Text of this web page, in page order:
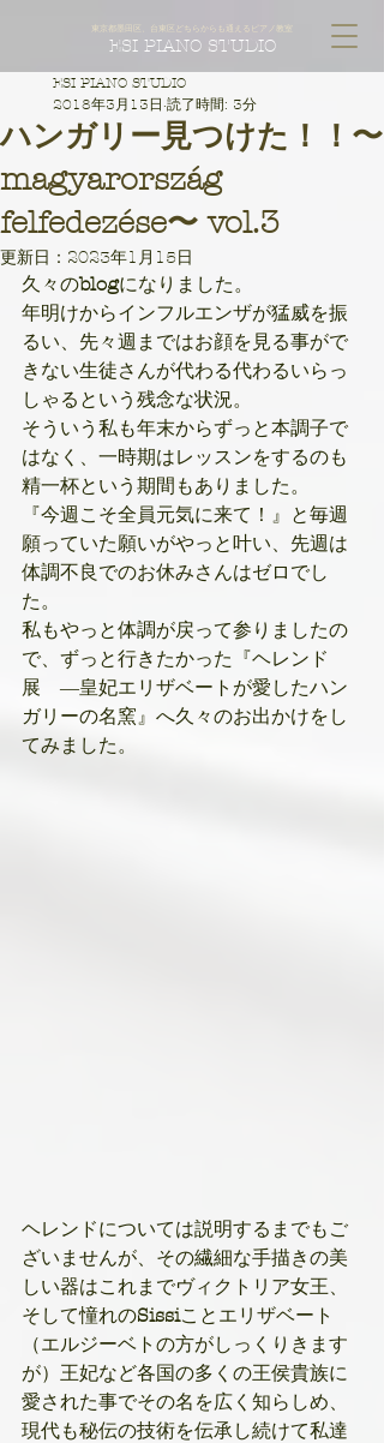
東京都墨田区、台東区どちらからも通えるピアノ教室
ESI PIANO STUDIO
ハンガリー見つけた！！〜
magyarország
felfedezése〜 vol.3
ESI PIANO STUDIO
2018年3月13日 読了時間: 3分
更新日： 2023年1月15日
久々のblogになりました。
年明けからインフルエンザが猛威を振
るい、先々週まではお顔を見る事がで
きない生徒さんが代わる代わるいらっ
しゃるという残念な状況。
そういう私も年末からずっと本調子で
はなく、一時期はレッスンをするのも
精一杯という期間もありました。
『今週こそ全員元気に来て！』と毎週
願っていた願いがやっと叶い、先週は
体調不良でのお休みさんはゼロでし
た。
私もやっと体調が戻って参りましたの
で、ずっと行きたかった『ヘレンド
展　―皇妃エリザベートが愛したハン
ガリーの名窯』へ久々のお出かけをし
てみました。
ヘレンドについては説明するまでもご
ざいませんが、その繊細な手描きの美
しい器はこれまでヴィクトリア女王、
そして憧れのSissiことエリザベート
（エルジーベトの方がしっくりきます
が）王妃など各国の多くの王侯貴族に
愛された事でその名を広く知らしめ、
現代も秘伝の技術を伝承し続けて私達